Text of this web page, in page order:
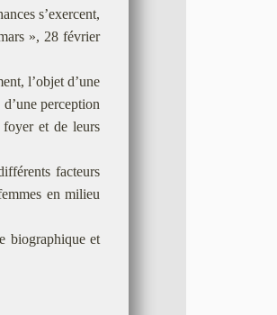
s’exercent,
», 28 février
l’objet d’une
perception
et de leurs
facteurs
en milieu
biographique et